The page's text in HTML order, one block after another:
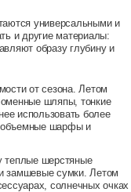
универсальными и
и другие материалы:
образу глубину и
от сезона. Летом
шляпы, тонкие
использовать более
объемные шарфы и
теплые шерстяные
замшевые сумки. Летом
солнечных очках